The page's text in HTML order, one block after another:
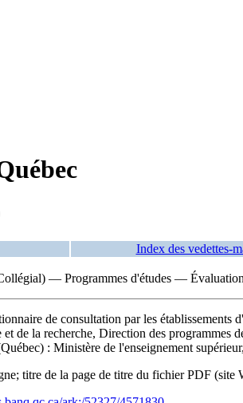
Index des vedettes-
— Programmes d'études —
de consultation par les
de la recherche, Direction des
: Ministère de l'enseignement
titre de la page de titre du fichier PDF